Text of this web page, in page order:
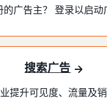
广告主？ 登录以启动
搜索广告
提升可见度、流量及销